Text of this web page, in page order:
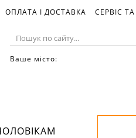
ОПЛАТА І ДОСТАВКА СЕРВІС
Ваше місто: